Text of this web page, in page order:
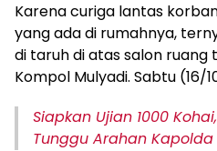
Karena curiga lantas
yang ada di rumahnya,
di taruh di atas salon ruang
Kompol Mulyadi. Sabtu (16/
Siapkan Ujian 1000
Tunggu Arahan